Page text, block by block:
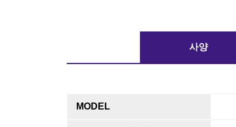
사양
MODEL